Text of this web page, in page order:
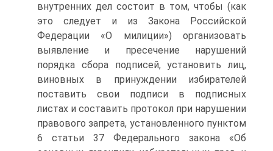
внутренних дел состоит в том, чтобы (как
это следует и из Закона Российской
Федерации «О милиции») организовать
выявление и пресечение нарушений
порядка сбора подписей, установить лиц,
виновных в принуждении избирателей
поставить свои подписи в подписных
листах и составить протокол при нарушении
правового запрета, установленного пунктом
6 статьи 37 Федерального закона «Об